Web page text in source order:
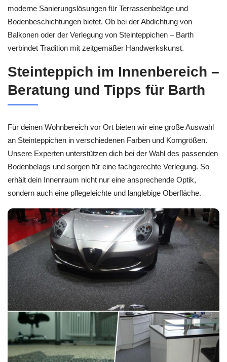
moderne Sanierungslösungen für Terrassenbeläge und
Bodenbeschichtungen bietet. Ob bei der Abdichtung von
Balkonen oder der Verlegung von Steinteppichen – Barth
verbindet Tradition mit zeitgemäßer Handwerkskunst.
Steinteppich im Innenbereich –
Beratung und Tipps für Barth
Für deinen Wohnbereich vor Ort bieten wir eine große Auswahl
an Steinteppichen in verschiedenen Farben und Korngrößen.
Unsere Experten unterstützen dich bei der Wahl des passenden
Bodenbelags und sorgen für eine fachgerechte Verlegung. So
erhält dein Innenraum nicht nur eine ansprechende Optik,
sondern auch eine pflegeleichte und langlebige Oberfläche.